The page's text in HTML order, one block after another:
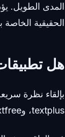
الحقيقية الخاصة
هل
textplus، وtextfree. الخرافة هنا هي أن تطبيقات التواصل هذه تعطي الأولوية لخصوصية المستخدم.